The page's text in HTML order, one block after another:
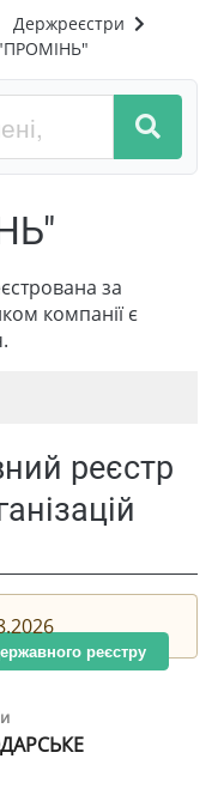
Держреєстри
за
компанії є
реєстр
реєстру